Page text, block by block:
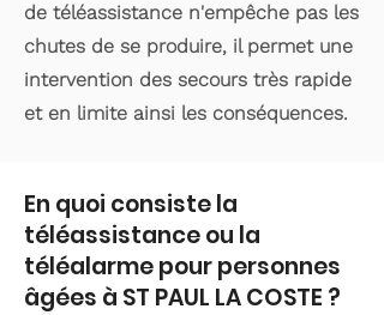
de téléassistance n'empêche pas les
chutes de se produire, il permet une
intervention des secours très rapide
et en limite ainsi les conséquences.
En quoi consiste la
téléassistance ou la
téléalarme pour personnes
âgées à ST PAUL LA COSTE ?